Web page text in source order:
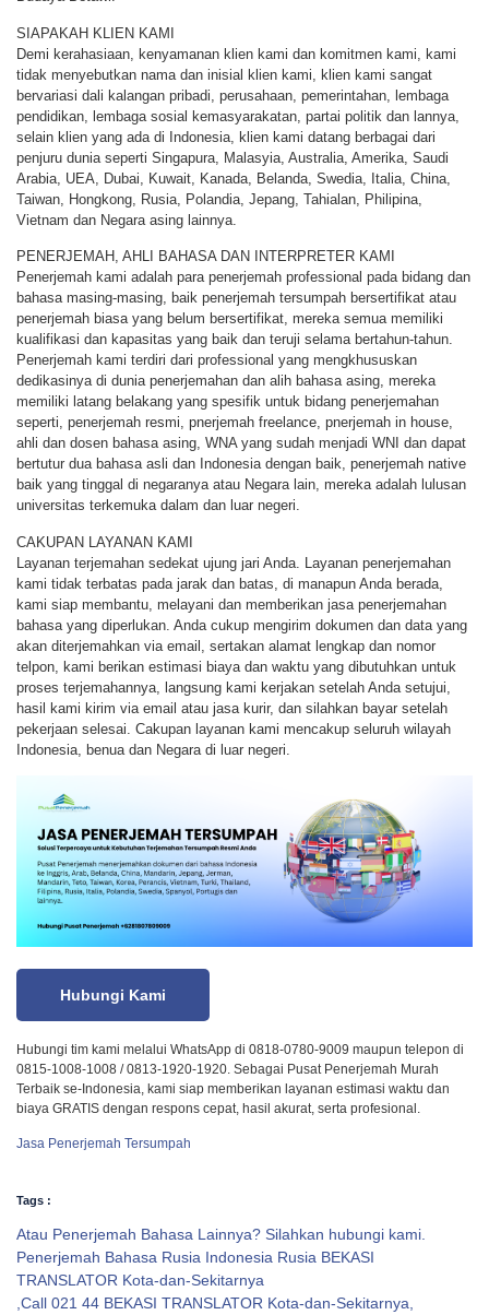
SIAPAKAH KLIEN KAMI
Demi kerahasiaan, kenyamanan klien kami dan komitmen kami, kami
tidak menyebutkan nama dan inisial klien kami, klien kami sangat
bervariasi dali kalangan pribadi, perusahaan, pemerintahan, lembaga
pendidikan, lembaga sosial kemasyarakatan, partai politik dan lannya,
selain klien yang ada di Indonesia, klien kami datang berbagai dari
penjuru dunia seperti Singapura, Malasyia, Australia, Amerika, Saudi
Arabia, UEA, Dubai, Kuwait, Kanada, Belanda, Swedia, Italia, China,
Taiwan, Hongkong, Rusia, Polandia, Jepang, Tahialan, Philipina,
Vietnam dan Negara asing lainnya.
PENERJEMAH, AHLI BAHASA DAN INTERPRETER KAMI
Penerjemah kami adalah para penerjemah professional pada bidang dan
bahasa masing-masing, baik penerjemah tersumpah bersertifikat atau
penerjemah biasa yang belum bersertifikat, mereka semua memiliki
kualifikasi dan kapasitas yang baik dan teruji selama bertahun-tahun.
Penerjemah kami terdiri dari professional yang mengkhususkan
dedikasinya di dunia penerjemahan dan alih bahasa asing, mereka
memiliki latang belakang yang spesifik untuk bidang penerjemahan
seperti, penerjemah resmi, pnerjemah freelance, pnerjemah in house,
ahli dan dosen bahasa asing, WNA yang sudah menjadi WNI dan dapat
bertutur dua bahasa asli dan Indonesia dengan baik, penerjemah native
baik yang tinggal di negaranya atau Negara lain, mereka adalah lulusan
universitas terkemuka dalam dan luar negeri.
CAKUPAN LAYANAN KAMI
Layanan terjemahan sedekat ujung jari Anda. Layanan penerjemahan
kami tidak terbatas pada jarak dan batas, di manapun Anda berada,
kami siap membantu, melayani dan memberikan jasa penerjemahan
bahasa yang diperlukan. Anda cukup mengirim dokumen dan data yang
akan diterjemahkan via email, sertakan alamat lengkap dan nomor
telpon, kami berikan estimasi biaya dan waktu yang dibutuhkan untuk
proses terjemahannya, langsung kami kerjakan setelah Anda setujui,
hasil kami kirim via email atau jasa kurir, dan silahkan bayar setelah
pekerjaan selesai. Cakupan layanan kami mencakup seluruh wilayah
Indonesia, benua dan Negara di luar negeri.
Hubungi Kami
Hubungi tim kami melalui WhatsApp di 0818-0780-9009 maupun telepon di
0815-1008-1008 / 0813-1920-1920. Sebagai Pusat Penerjemah Murah
Terbaik se-Indonesia, kami siap memberikan layanan estimasi waktu dan
biaya GRATIS dengan respons cepat, hasil akurat, serta profesional.
Jasa Penerjemah Tersumpah
Tags :
Atau Penerjemah Bahasa Lainnya? Silahkan hubungi kami.
Penerjemah Bahasa Rusia Indonesia Rusia BEKASI
TRANSLATOR Kota-dan-Sekitarnya
Call 021 44 BEKASI TRANSLATOR Kota-dan-Sekitarnya